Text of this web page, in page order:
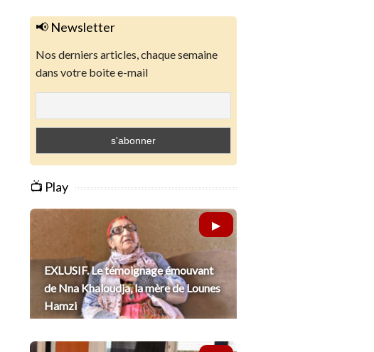
📢 Newsletter
Nos derniers articles, chaque semaine
dans votre boite e-mail
📺 Play
EXLUSIF. Le témoignage émouvant
de Nna Khaloudja, la mère de Lounes
Hamzi